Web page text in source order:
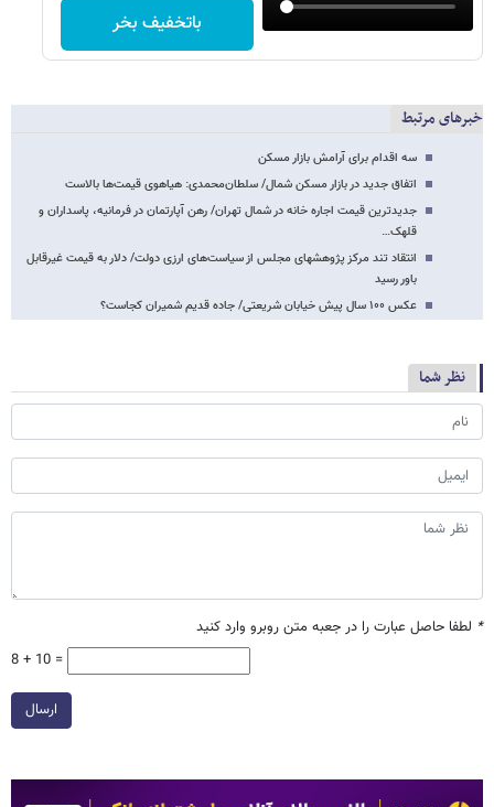
باتخفیف بخر
خبرهای مرتبط
سه اقدام برای آرامش بازار مسکن
اتفاق جدید در بازار مسکن شمال/ سلطان‌محمدی: هیاهوی قیمت‌ها بالاست
جدیدترین قیمت اجاره خانه‌ در شمال تهران/ رهن آپارتمان در فرمانیه، پاسداران و
قلهک…
انتقاد تند مرکز پژوهشهای مجلس از سیاست‌های ارزی دولت/ دلار به قیمت غیرقابل
باور رسید
عکس ۱۰۰ سال پیش خیابان شریعتی/ جاده قدیم شمیران کجاست؟
نظر شما
* لطفا حاصل عبارت را در جعبه متن روبرو وارد کنید
8 + 10 =
ارسال